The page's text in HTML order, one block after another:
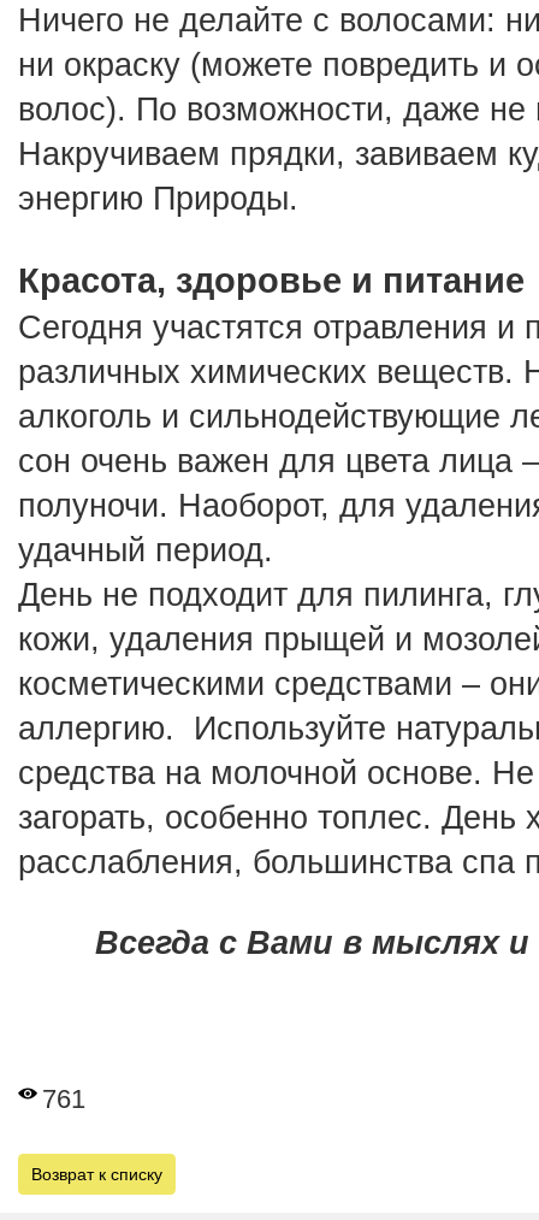
Ничего не делайте с волосами:
ни окраску (можете повредить и
волос). По возможности, даже не
Накручиваем прядки, завиваем
энергию Природы.
Красота, здоровье и питание
Сегодня участятся отравления и
различных химических веществ.
алкоголь и сильнодействующие
сон очень важен для цвета лица
полуночи. Наоборот, для
удачный период.
День не подходит для пилинга,
кожи, удаления прыщей и
косметическими средствами –
аллергию.  Используйте
средства на молочной основе.
загорать, особенно топлес. День
расслабления, большинства спа
Всегда с Вами в мыслях и
761
Возврат к списку